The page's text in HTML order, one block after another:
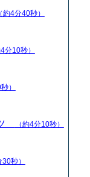
（約4分40秒）
4分10秒）
）
（約4分10秒）
30秒）